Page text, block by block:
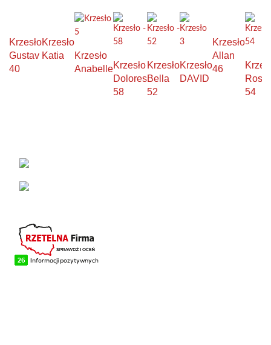
Krzesło
Gustav
40
Krzesło
Katia
Krzesło
AnabelleKrzesło
Dolores
58
Krzesło
Bella
52
Krzesło
DAVID
Krzesło
Allan
46
54